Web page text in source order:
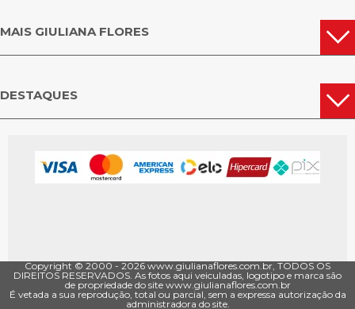
MAIS GIULIANA FLORES
DESTAQUES
Copyright © 2000 - ­2026 www.giulianaflores.com.br, TODOS OS
DIREITOS RESERVADOS. As fotos aqui veiculadas, logotipo e marca são
de propriedade do site www.giulianaflores.com.br
É vetada a sua reprodução, total ou parcial, sem a expressa autorização da
administradora do site.